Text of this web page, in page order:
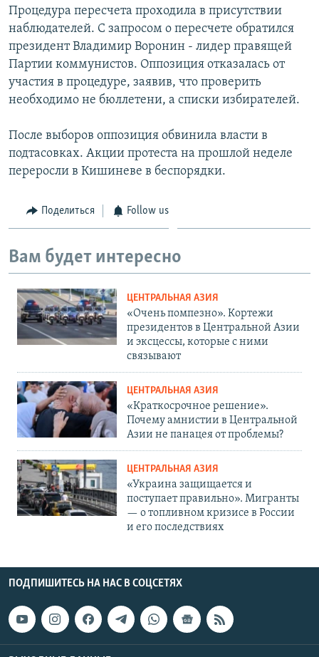
Процедура пересчета проходила в присутствии
наблюдателей. С запросом о пересчете обратился
президент Владимир Воронин - лидер правящей
Партии коммунистов. Оппозиция отказалась от
участия в процедуре, заявив, что проверить
необходимо не бюллетени, а списки избирателей.
После выборов оппозиция обвинила власти в
подтасовках. Акции протеста на прошлой неделе
переросли в Кишиневе в беспорядки.
Поделиться Follow us
Вам будет интересно
ЦЕНТРАЛЬНАЯ АЗИЯ
«Очень помпезно». Кортежи
президентов в Центральной Азии
и эксцессы, которые с ними
связывают
ЦЕНТРАЛЬНАЯ АЗИЯ
«Краткосрочное решение».
Почему амнистии в Центральной
Азии не панацея от проблемы?
ЦЕНТРАЛЬНАЯ АЗИЯ
«Украина защищается и
поступает правильно». Мигранты
— о топливном кризисе в России
и его последствиях
ПОДПИШИТЕСЬ НА НАС В СОЦСЕТЯХ